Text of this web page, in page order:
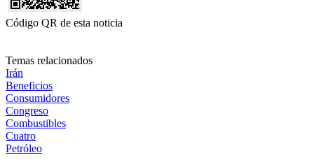
Código QR de esta noticia
Temas relacionados
Irán
Beneficios
Consumidores
Congreso
Combustibles
Cuatro
Petróleo